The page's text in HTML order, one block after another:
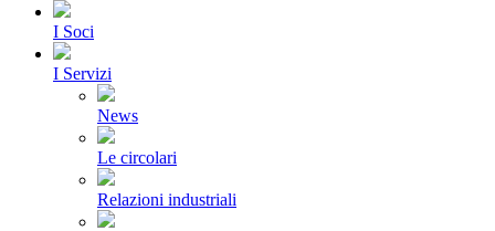
I Soci
I Servizi
News
Le circolari
Relazioni industriali